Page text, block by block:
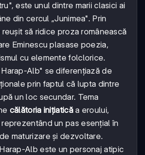
este unul dintre marii clasici ai
din cercul „Junimea". Prin
să ridice proza românească
Eminescu plasase poezia,
cu elemente folclorice.
Alb" se diferențiază de
prin faptul că lupta dintre
un loc secundar. Tema
călătoria inițiaticăa eroului,
un pas esențial în
maturizare și dezvoltare.
Alb este un personaj atipic